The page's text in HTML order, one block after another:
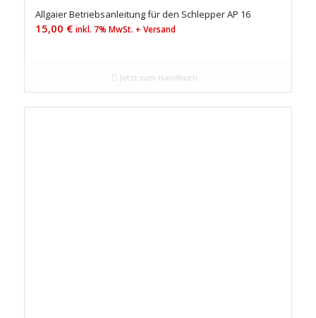
Allgaier Betriebsanleitung für den Schlepper AP 16
15,00 € inkl. 7% MwSt. + Versand
Jetzt zum Handbuch...